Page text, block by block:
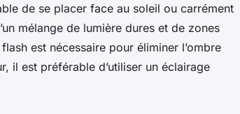
de se placer face au soleil ou carrément
mélange de lumière dures et de zones
est nécessaire pour éliminer l’ombre
il est préférable d’utiliser un éclairage